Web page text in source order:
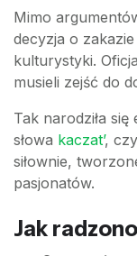
Mimo
decyzja o
kulturystyki.
musieli zejść do
Tak narodziła się
słowa kaczat’,
siłownie,
pasjonatów.
Jak